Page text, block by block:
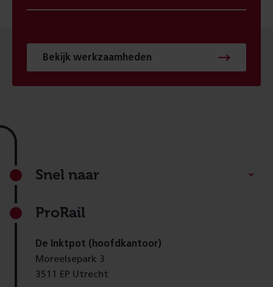
Bekijk werkzaamheden
Footer
Snel naar
ProRail
De Inktpot (hoofdkantoor)
Moreelsepark 3
3511 EP Utrecht